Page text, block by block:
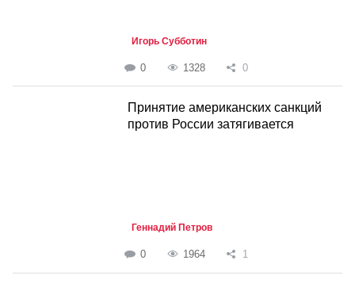
Игорь Субботин
0 1328 0
Принятие американских санкций
против России затягивается
Геннадий Петров
0 1964 1